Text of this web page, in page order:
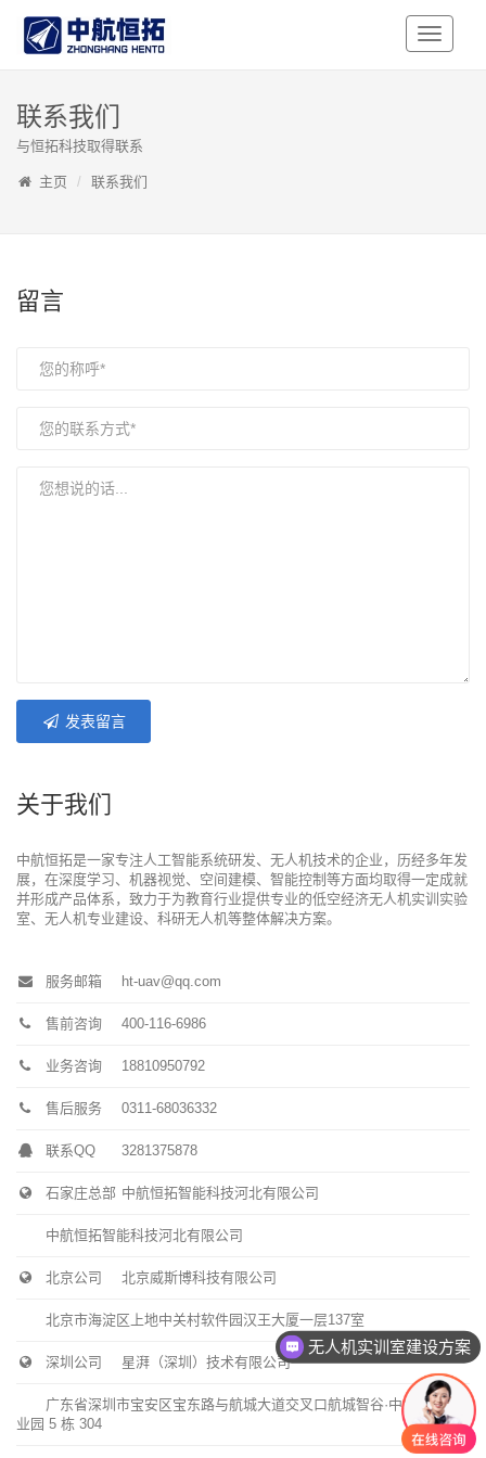
Toggle
联系我们
与恒拓科技取得联系
主页 联系我们
留言
发表留言
关于我们
中航恒拓是一家专注人工智能系统研发、无人机技术的企业，历经多年发
展，在深度学习、机器视觉、空间建模、智能控制等方面均取得一定成就
并形成产品体系，致力于为教育行业提供专业的低空经济无人机实训实验
室、无人机专业建设、科研无人机等整体解决方案。
服务邮箱 ht-uav@qq.com
售前咨询 400-116-6986
业务咨询 18810950792
售后服务 0311-68036332
联系QQ 3281375878
石家庄总部 中航恒拓智能科技河北有限公司
中航恒拓智能科技河北有限公司
北京公司 北京威斯博科技有限公司
北京市海淀区上地中关村软件园汉王大厦一层137室
深圳公司 星湃（深圳）技术有限公司
广东省深圳市宝安区宝东路与航城大道交叉口航城智谷·中城未来产
业园 5 栋 304
无人机实训室建设方案